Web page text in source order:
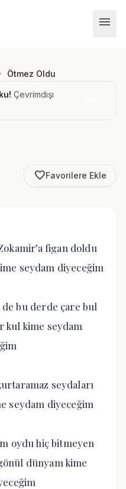
menu
Ötmez Oldu
Çevrimdışı
favorite_borderFavorilere Ekle
figan doldu
seydam diyeceğim
bu derde çare bul
kul kime seydam
seydaları
seydam diyeceğim
oydu hiç bitmeyen
dünyam kime